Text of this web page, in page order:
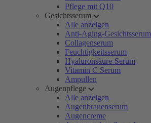
Pflege mit Q10
Gesichtsserum
Alle anzeigen
Anti-Aging-Gesichtsserum
Collagenserum
Feuchtigkeitsserum
Hyaluronsäure-Serum
Vitamin C Serum
Ampullen
Augenpflege
Alle anzeigen
Augenbrauenserum
Augencreme